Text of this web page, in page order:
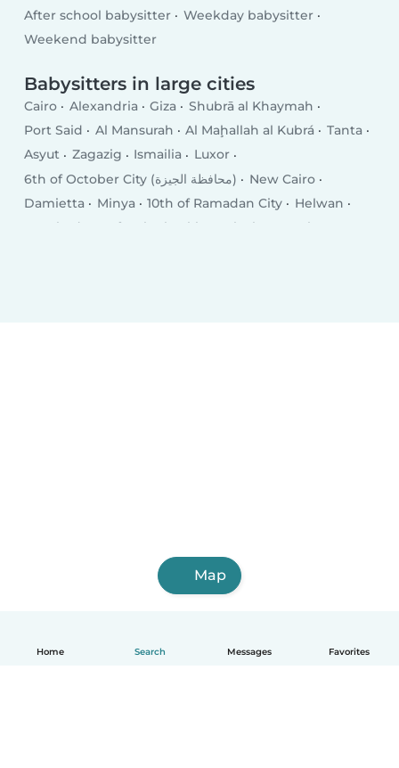
Home Search Messages Favorites
After school babysitter
Weekday babysitter
Weekend babysitter
Babysitters in large cities
Cairo Alexandria Giza
Shubrā al Khaymah
Port Said
Al Mansurah Al Maḩallah al Kubrá
Tanta
Asyut
Zagazig Ismailia
Luxor
6th of October City (محافظة الجيزة)
New Cairo
Damietta
Minya 10th of Ramadan City
Helwan
Hurghada
Kafr ash Shaykh Qalyub Mīt Ghamr
Map